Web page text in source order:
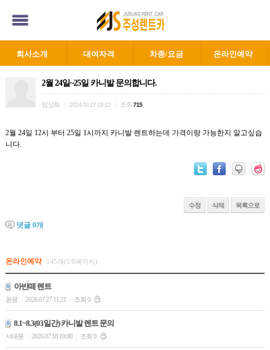
회사소개 대여자격 차종/요금 온라인예약
2월 24일~25일 카니발 문의합니다.
임상희 2024.02.17 19:12 조회 715
2월 24일 12시 부터 25일 1시까지 카니발 렌트하는데 가격이랑 가능한지 알고싶습
니다.
수정 삭제 목록으로
댓글 0개
온라인예약 145개(1/8페이지)
아반떼 렌트
꽁꽁 2026.07.27 11:21 조회 0
8.1~8.3(03일간) 카니발 렌트 문의
서대웅 2026.07.18 10:00 조회 0